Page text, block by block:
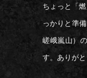
ちょっと「
っかりと準
嵯峨嵐山）
す。ありが